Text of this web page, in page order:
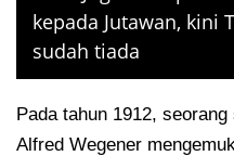
kepada Jutawan, kini
sudah tiada
Pada tahun 1912,
Alfred Wegener